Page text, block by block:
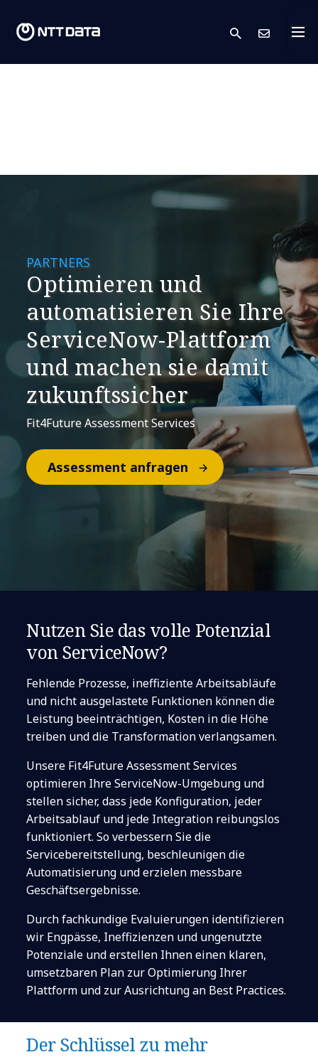
search
PARTNERS
Optimieren und
automatisieren Sie Ihre
ServiceNow-Plattform
und machen sie damit
zukunftssicher
Fit4Future Assessment Services
Assessment anfragen
Nutzen Sie das volle Potenzial
von ServiceNow?
Fehlende Prozesse, ineffiziente Arbeitsabläufe
und nicht ausgelastete Funktionen können die
Leistung beeinträchtigen, Kosten in die Höhe
treiben und die Transformation verlangsamen.
Unsere Fit4Future Assessment Services
optimieren Ihre ServiceNow-Umgebung und
stellen sicher, dass jede Konfiguration, jeder
Arbeitsablauf und jede Integration reibungslos
funktioniert. So verbessern Sie die
Servicebereitstellung, beschleunigen die
Automatisierung und erzielen messbare
Geschäftsergebnisse.
Durch fachkundige Evaluierungen identifizieren
wir Engpässe, Ineffizienzen und ungenutzte
Potenziale und erstellen Ihnen einen klaren,
umsetzbaren Plan zur Optimierung Ihrer
Plattform und zur Ausrichtung an Best Practices.
Der Schlüssel zu mehr